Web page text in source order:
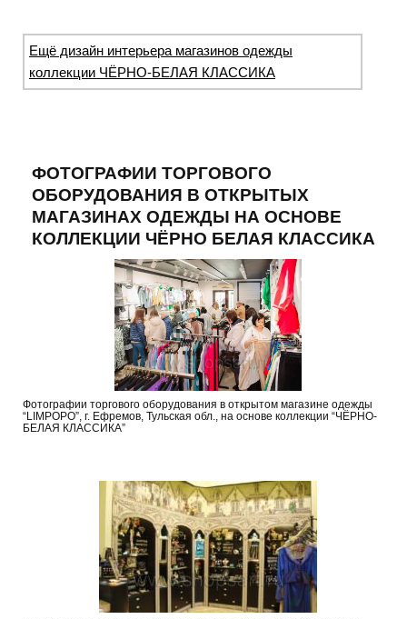
Ещё дизайн интерьера магазинов одежды
коллекции ЧЁРНО-БЕЛАЯ КЛАССИКА
ФОТОГРАФИИ ТОРГОВОГО
ОБОРУДОВАНИЯ В ОТКРЫТЫХ
МАГАЗИНАХ ОДЕЖДЫ НА ОСНОВЕ
КОЛЛЕКЦИИ ЧЁРНО БЕЛАЯ КЛАССИКА
Фотографии торгового оборудования в открытом магазине одежды
“LIMPOPO”, г. Ефремов, Тульская обл., на основе коллекции “ЧЁРНО-
БЕЛАЯ КЛАССИКА”